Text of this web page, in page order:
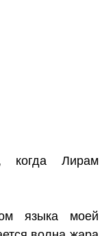
когда Лирам
языка моей